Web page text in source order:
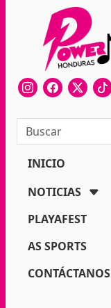
INICIO
NOTICIAS
PLAYAFEST
AS SPORTS
CONTÁCTANOS